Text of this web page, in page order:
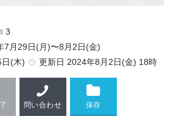
3
7月29日(月)〜8月2日(金)
(木) 更新日 2024年8月2日(金) 18時
問い合わせ